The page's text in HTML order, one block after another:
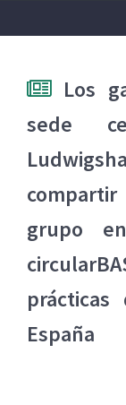
Los
sede
grupo
prácticas
España